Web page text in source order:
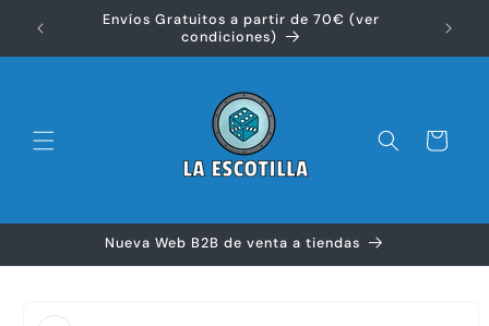
directamenteEnvíos Gratuitos a partir de 70€ (ver
condiciones)
Carrito
Nueva Web B2B de venta a tiendas